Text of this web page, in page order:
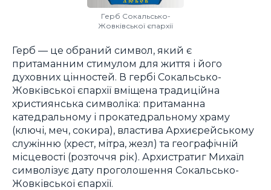
Герб Сокальсько-
Жовківської єпархії
Герб — це обраний символ, який є
притаманним стимулом для життя і його
духовних цінностей. В гербі Сокальсько-
Жовківської єпархії вміщена традиційна
християнська символіка: притаманна
катедральному і прокатедральному храму
(ключі, меч, сокира), властива Архиєрейському
служінню (хрест, мітра, жезл) та географічній
місцевості (розточчя рік). Архистратиг Михаїл
символізує дату проголошення Сокальсько-
Жовківської єпархії.